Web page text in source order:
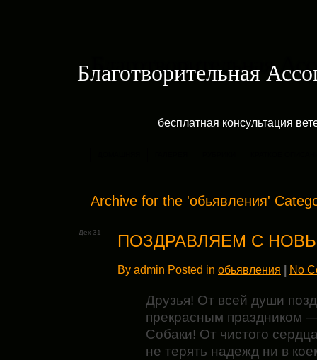
Благотворительная
бесплатная консультация
Archive for the 'обьявления'
Дек 31 ПОЗДРАВЛЯЕМ С
By admin Posted in обьявления No
Друзья! От всей души
прекрасным праздником
Собаки! От чистого
не терять надежд ни в